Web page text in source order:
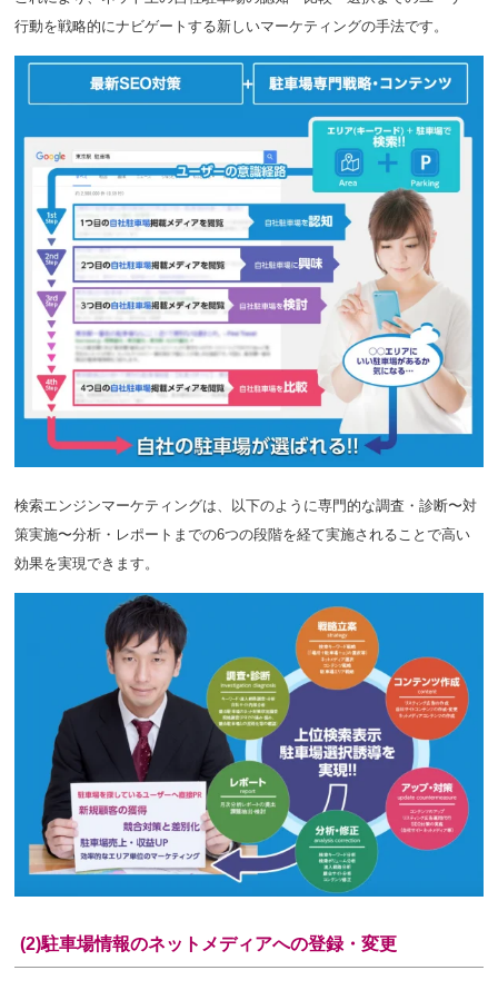
行動を戦略的にナビゲートする新しいマーケティングの手法です。
検索エンジンマーケティングは、以下のように専門的な調査・診断〜対
策実施〜分析・レポートまでの6つの段階を経て実施されることで高い
効果を実現できます。
(2)駐車場情報のネットメディアへの登録・変更